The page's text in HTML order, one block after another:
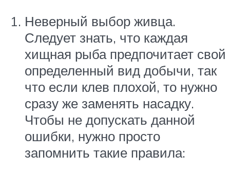
Неверный выбор живца.
Следует знать, что каждая
хищная рыба предпочитает свой
определенный вид добычи, так
что если клев плохой, то нужно
сразу же заменять насадку.
Чтобы не допускать данной
ошибки, нужно просто
запомнить такие правила: